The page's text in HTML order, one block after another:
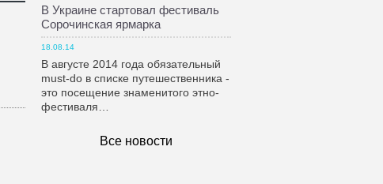
В Украине стартовал фестиваль
Сорочинская ярмарка
18.08.14
В августе 2014 года обязательный
must-do в списке путешественника -
это посещение знаменитого этно-
фестиваля…
Все новости